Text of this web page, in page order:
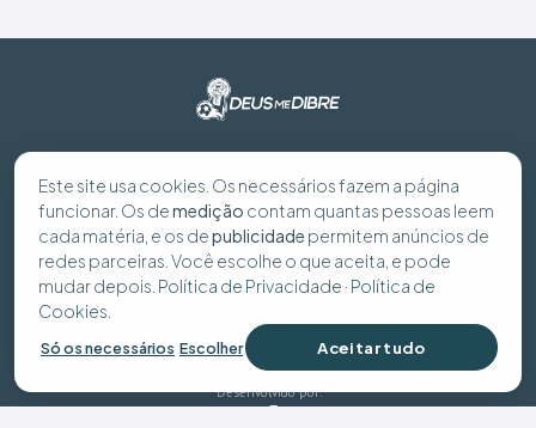
Preferências de cookies
Política de Privacidade Política de Cookies Seus dados
Desenvolvido por:
Este site usa cookies. Os necessários fazem a página
funcionar. Os demedição contam quantas pessoas leem
cada matéria, e os depublicidade permitem anúncios de
redes parceiras. Você escolhe o que aceita, e pode
mudar depois. Política de Privacidade · Política de
Cookies.
Só os necessários Escolher Aceitar tudo